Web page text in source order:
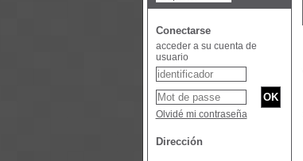
Conectarse
acceder a su cuenta de
usuario
Olvidé mi contraseña
Dirección